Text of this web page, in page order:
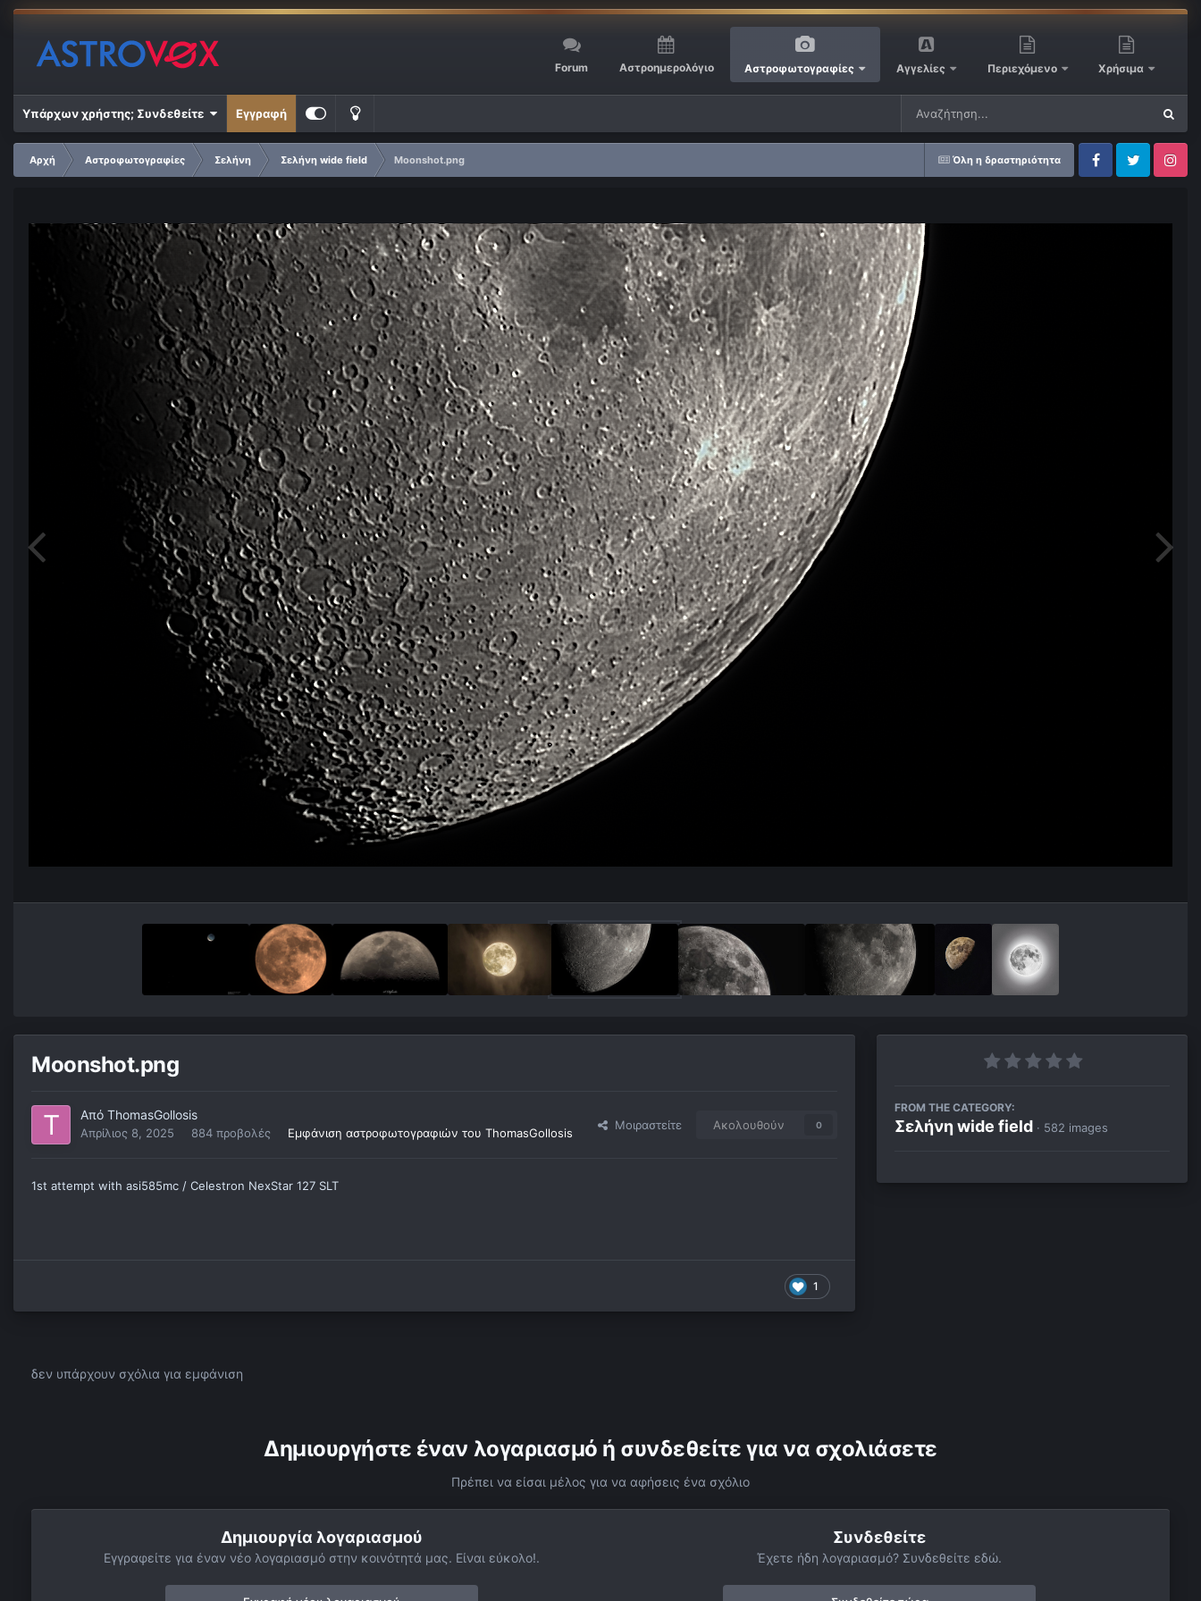
Forum Αστροημερολόγιο Αστροφωτογραφίες Αγγελίες Περιεχόμενο Χρήσιμα
Υπάρχων χρήστης; Συνδεθείτε Εγγραφή
Όλη η δραστηριότητα
Αρχή Αστροφωτογραφίες Σελήνη Σελήνη wide field
Moonshot.png
FacebookTwitter Instagram
Moonshot.png
Από ThomasGollosis
Απρίλιος 8, 2025 884 προβολές Εμφάνιση αστροφωτογραφιών του ThomasGollosis
Μοιραστείτε Ακολουθούν 0
1st attempt with asi585mc / Celestron NexStar 127 SLT
1
FROM THE CATEGORY:
Σελήνη wide field · 582 images
δεν υπάρχουν σχόλια για εμφάνιση
Δημιουργήστε έναν λογαριασμό ή συνδεθείτε για να σχολιάσετε
Πρέπει να είσαι μέλος για να αφήσεις ένα σχόλιο
Δημιουργία λογαριασμού
Εγγραφείτε για έναν νέο λογαριασμό στην κοινότητά μας. Είναι εύκολο!.
Συνδεθείτε
Έχετε ήδη λογαριασμό? Συνδεθείτε εδώ.